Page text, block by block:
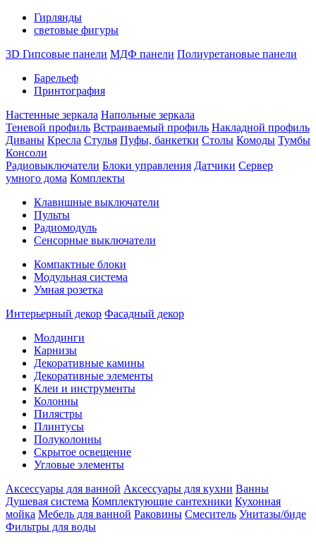
Гирлянды
световые фигуры
3D Гипсовые панели МДФ панели Полиуретановые панели
Барельеф
Принтография
Настенные зеркала Напольные зеркала
Теневой профиль Встраиваемый профиль Накладной профиль
Диваны Кресла Стулья Пуфы, банкетки Столы Комоды Тумбы
Консоли
Радиовыключатели Блоки управления Датчики Сервер
умного дома Комплекты
Клавишные выключатели
Пульты
Радиомодуль
Сенсорные выключатели
Компактные блоки
Модульная система
Умная розетка
Интерьерный декор Фасадный декор
Молдинги
Карнизы
Декоративные камины
Декоративные элементы
Клеи и инструменты
Колонны
Пилястры
Плинтусы
Полуколонны
Скрытое освещение
Угловые элементы
Аксессуары для ванной Аксессуары для кухни Ванны
Душевая система Комплектующие сантехники Кухонная
мойка Мебель для ванной Раковины Смеситель Унитазы/биде
Фильтры для воды